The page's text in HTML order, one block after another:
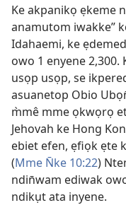
Ke akpanikọ ẹkeme
anamutom iwakke”
Idahaemi, ke
owo 1 enyene
usọp usọp, se
asuanetop Obio
m̀mê mme ọkwọrọ
Jehovah ke Hong
ebiet efen, ẹfiọk ẹte
(Mme N̄ke 10:22)
ndin̄wam ediwak
ndikụt ata inyene.